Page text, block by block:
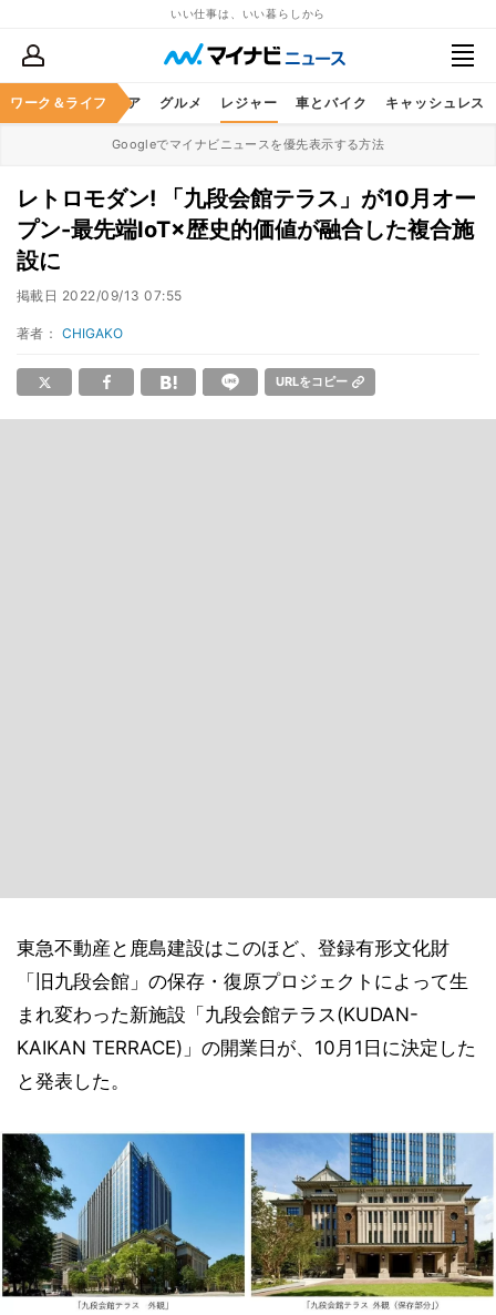
いい仕事は、いい暮らしから
ワーク＆ライフ
暮らし ヘルスケア グルメ レジャー 車とバイク キャッシュレス
Googleでマイナビニュースを優先表示する方法
レトロモダン! 「九段会館テラス」が10月オー
プン-最先端IoT×歴史的価値が融合した複合施
設に
掲載日 2022/09/13 07:55
著者： CHIGAKO
URLをコピー
東急不動産と鹿島建設はこのほど、登録有形文化財
「旧九段会館」の保存・復原プロジェクトによって生
まれ変わった新施設「九段会館テラス(KUDAN-
KAIKAN TERRACE)」の開業日が、10月1日に決定した
と発表した。